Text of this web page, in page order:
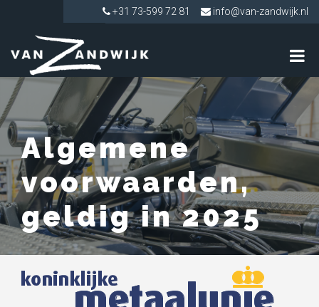
+31 73-599 72 81 info@van-zandwijk.nl
Algemene
voorwaarden,
geldig in 2025